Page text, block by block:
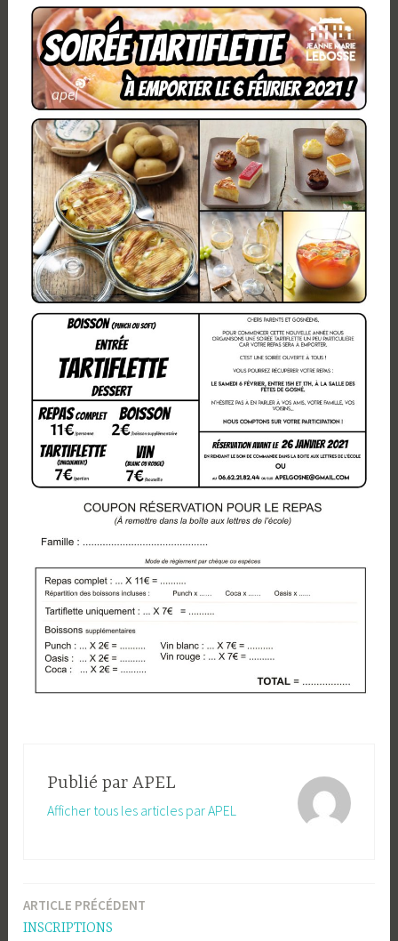
Publié par APEL
Afficher tous les articles par APEL
Navigation
ARTICLE PRÉCÉDENT
INSCRIPTIONS